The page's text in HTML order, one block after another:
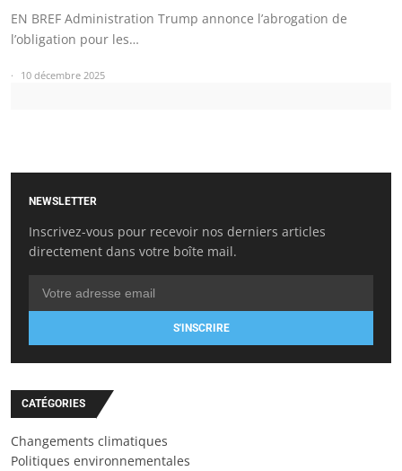
EN BREF Administration Trump annonce l’abrogation de
l’obligation pour les…
10 décembre 2025
NEWSLETTER
Inscrivez-vous pour recevoir nos derniers articles
directement dans votre boîte mail.
S'INSCRIRE
CATÉGORIES
Changements climatiques
Politiques environnementales